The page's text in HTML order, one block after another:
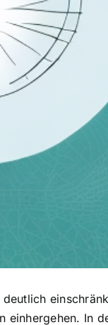
einhergehen. In